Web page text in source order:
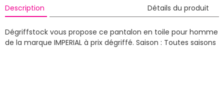
Description Détails du produit
Dégriffstock vous propose ce pantalon en toile pour homme
de la marque IMPERIAL à prix dégriffé. Saison : Toutes saisons